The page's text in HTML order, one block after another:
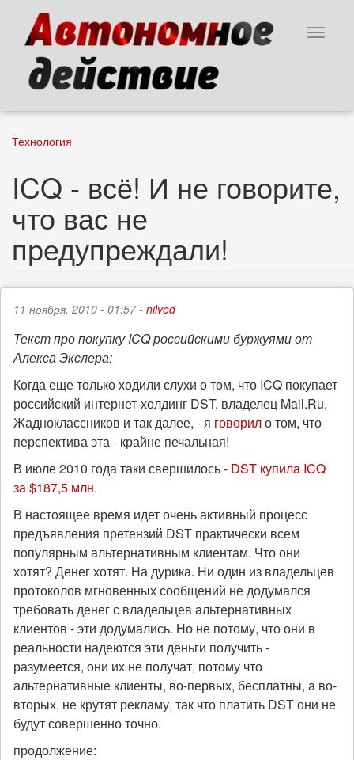
основному
содержанию
Toggle
Технология
ICQ - всё! И не говорите,
что вас не
предупреждали!
11 ноября, 2010 - 01:57 - nilved
Текст про покупку ICQ российскими буржуями от
Алекса Экслера:
Когда еще только ходили слухи о том, что ICQ покупает
российский интернет-холдинг DST, владелец Mail.Ru,
Жадноклассников и так далее, - я говорило том, что
перспектива эта - крайне печальная!
В июле 2010 года таки свершилось - DST купила ICQ
за $187,5 млн.
В настоящее время идет очень активный процесс
предъявления претензий DST практически всем
популярным альтернативным клиентам. Что они
хотят? Денег хотят. На дурика. Ни один из владельцев
протоколов мгновенных сообщений не додумался
требовать денег с владельцев альтернативных
клиентов - эти додумались. Но не потому, что они в
реальности надеются эти деньги получить -
разумеется, они их не получат, потому что
альтернативные клиенты, во-первых, бесплатны, а во-
вторых, не крутят рекламу, так что платить DST они не
будут совершенно точно.
продолжение: